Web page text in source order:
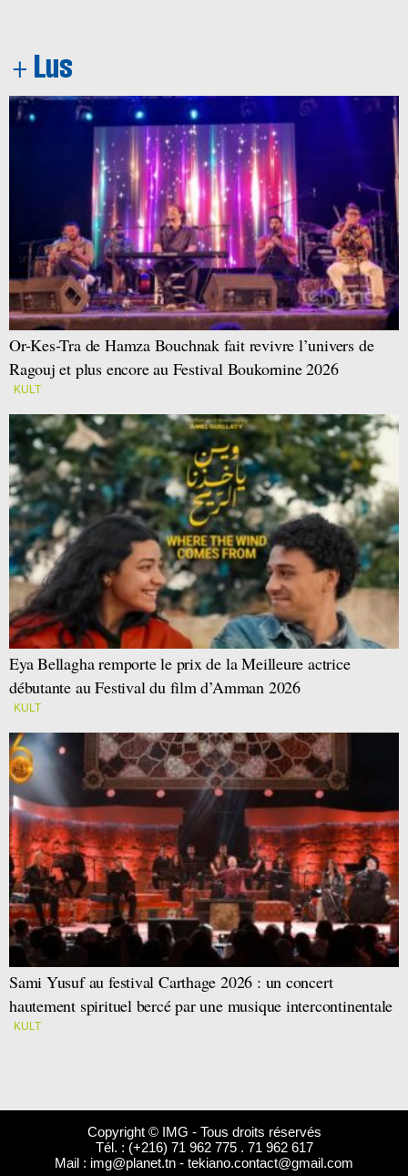
Or-Kes-Tra de Hamza Bouchnak fait revivre l’univers de
Ragouj et plus encore au Festival Boukornine 2026
KULT
Eya Bellagha remporte le prix de la Meilleure actrice
débutante au Festival du film d’Amman 2026
KULT
Sami Yusuf au festival Carthage 2026 : un concert
hautement spirituel bercé par une musique intercontinentale
KULT
Copyright © IMG - Tous droits réservés
Tél. : (+216) 71 962 775 . 71 962 617
Mail : img@planet.tn - tekiano.contact@gmail.com